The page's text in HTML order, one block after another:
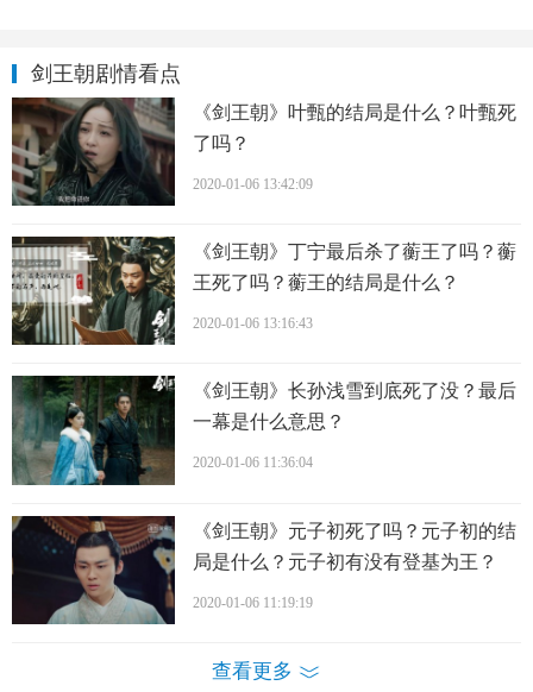
剑王朝剧情看点
《剑王朝》叶甄的结局是什么？叶甄死
了吗？
2020-01-06 13:42:09
《剑王朝》丁宁最后杀了蘅王了吗？蘅
王死了吗？蘅王的结局是什么？
2020-01-06 13:16:43
《剑王朝》长孙浅雪到底死了没？最后
一幕是什么意思？
2020-01-06 11:36:04
《剑王朝》元子初死了吗？元子初的结
局是什么？元子初有没有登基为王？
2020-01-06 11:19:19
查看更多